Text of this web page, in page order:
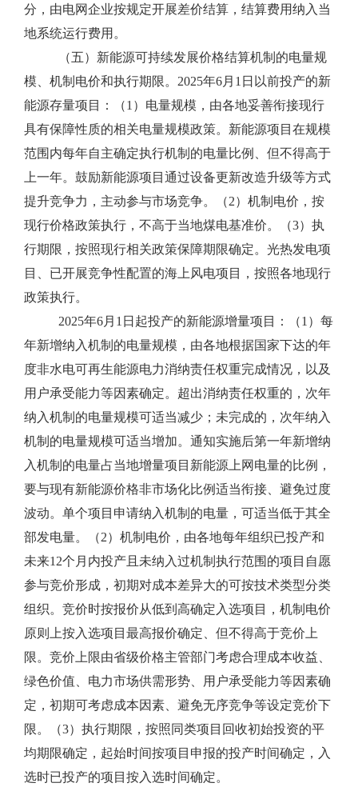
分，由电网企业按规定开展差价结算，结算费用纳入当
地系统运行费用。
（五）新能源可持续发展价格结算机制的电量规
模、机制电价和执行期限。2025年6月1日以前投产的新
能源存量项目：（1）电量规模，由各地妥善衔接现行
具有保障性质的相关电量规模政策。新能源项目在规模
范围内每年自主确定执行机制的电量比例、但不得高于
上一年。鼓励新能源项目通过设备更新改造升级等方式
提升竞争力，主动参与市场竞争。（2）机制电价，按
现行价格政策执行，不高于当地煤电基准价。（3）执
行期限，按照现行相关政策保障期限确定。光热发电项
目、已开展竞争性配置的海上风电项目，按照各地现行
政策执行。
2025年6月1日起投产的新能源增量项目：（1）每
年新增纳入机制的电量规模，由各地根据国家下达的年
度非水电可再生能源电力消纳责任权重完成情况，以及
用户承受能力等因素确定。超出消纳责任权重的，次年
纳入机制的电量规模可适当减少；未完成的，次年纳入
机制的电量规模可适当增加。通知实施后第一年新增纳
入机制的电量占当地增量项目新能源上网电量的比例，
要与现有新能源价格非市场化比例适当衔接、避免过度
波动。单个项目申请纳入机制的电量，可适当低于其全
部发电量。（2）机制电价，由各地每年组织已投产和
未来12个月内投产且未纳入过机制执行范围的项目自愿
参与竞价形成，初期对成本差异大的可按技术类型分类
组织。竞价时按报价从低到高确定入选项目，机制电价
原则上按入选项目最高报价确定、但不得高于竞价上
限。竞价上限由省级价格主管部门考虑合理成本收益、
绿色价值、电力市场供需形势、用户承受能力等因素确
定，初期可考虑成本因素、避免无序竞争等设定竞价下
限。（3）执行期限，按照同类项目回收初始投资的平
均期限确定，起始时间按项目申报的投产时间确定，入
选时已投产的项目按入选时间确定。